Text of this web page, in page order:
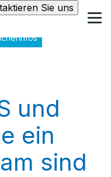
Sie uns
und
ein
sind